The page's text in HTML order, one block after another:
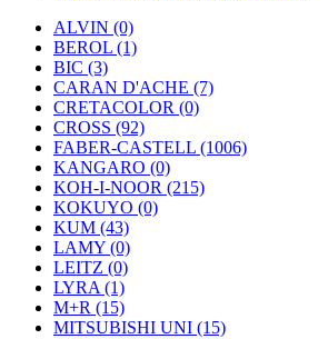
ALVIN (0)
BEROL (1)
BIC (3)
CARAN D'ACHE (7)
CRETACOLOR (0)
CROSS (92)
FABER-CASTELL (1006)
KANGARO (0)
KOH-I-NOOR (215)
KOKUYO (0)
KUM (43)
LAMY (0)
LEITZ (0)
LYRA (1)
M+R (15)
MITSUBISHI UNI (15)